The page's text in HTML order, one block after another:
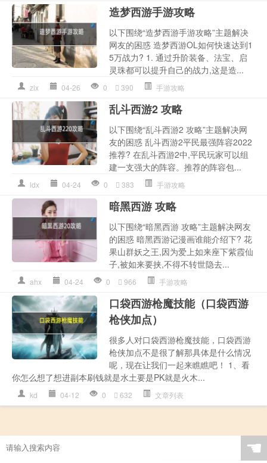
造梦西游手游攻略
以下围绕“造梦西游手游攻略”主题解决
网友的困惑 造梦西游OL如何快速达到1
5万战力? 1. 通过升阶装备、法宝、启
灵珠都可以提升自己的战力,这是造...
zlx 04-26 0 390 手游攻略
乱斗西游2 攻略
以下围绕“乱斗西游2 攻略”主题解决网
友的困惑 乱斗西游2平民最强阵容2022
推荐? 在乱斗西游2中,平民玩家可以组
建一支强大的阵容。推荐的阵容包...
ldx 04-24 0 383 手游攻略
暗黑西游 攻略
以下围绕“暗黑西游 攻略”主题解决网友
的困惑 暗黑西游记漫画谁能介绍下? 花
果山群妖之王,因为爱上如来座下紫霞仙
子,被如来要挟,不得不转世隐去...
ahx 04-24 0 966 手游攻略
口袋西游枪魔技能（口袋西游
枪侠加点）
很多人对口袋西游枪魔技能，口袋西游
枪侠加点不是很了解那具体是什么情况
呢，现在让我们一起来瞧瞧吧！ 1、看
你怎么想了想进副本刷钱就是水土要是PK就是火木...
kd 04-12 0 632 文章列表
☚